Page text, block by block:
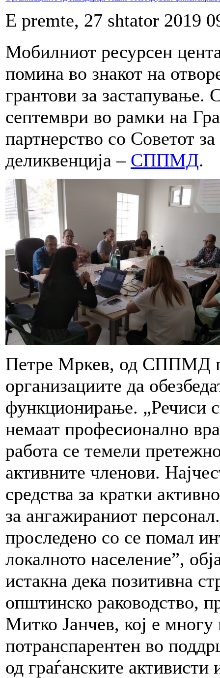
E premte, 27 shtator 2019
Мобилниот ресурсен
помина во знакот на
грантови за застапување.
септември во рамки на
партнерство со Советот
деликвенција – СППМД.
Петре Мркев, од СППМД
организациите да
функционирање. „Речиси
немаат професионално
работа се темели
активните членови.
средства за кратки
за ангажираниот
проследено со се помал
локалното население”,
истакна дека позитивна
општинско раководство,
Митко Јанчев, кој е многу
потранспарентен во
од граѓанските активисти